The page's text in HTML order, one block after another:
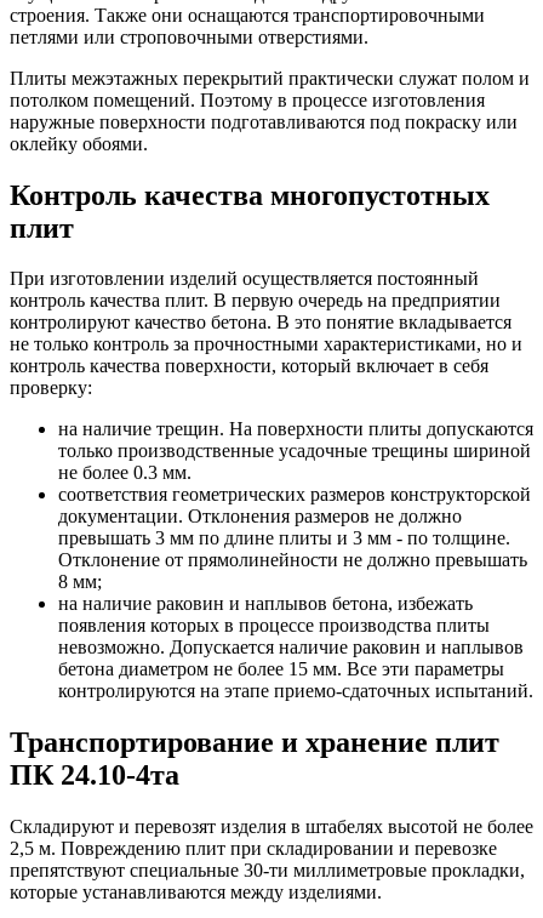
строения. Также они оснащаются транспортировочными
петлями или строповочными отверстиями.
Плиты межэтажных перекрытий практически служат полом и
потолком помещений. Поэтому в процессе изготовления
наружные поверхности подготавливаются под покраску или
оклейку обоями.
Контроль качества многопустотных
плит
При изготовлении изделий осуществляется постоянный
контроль качества плит. В первую очередь на предприятии
контролируют качество бетона. В это понятие вкладывается
не только контроль за прочностными характеристиками, но и
контроль качества поверхности, который включает в себя
проверку:
на наличие трещин. На поверхности плиты допускаются
только производственные усадочные трещины шириной
не более 0.3 мм.
соответствия геометрических размеров конструкторской
документации. Отклонения размеров не должно
превышать 3 мм по длине плиты и 3 мм - по толщине.
Отклонение от прямолинейности не должно превышать
8 мм;
на наличие раковин и наплывов бетона, избежать
появления которых в процессе производства плиты
невозможно. Допускается наличие раковин и наплывов
бетона диаметром не более 15 мм. Все эти параметры
контролируются на этапе приемо-сдаточных испытаний.
Транспортирование и хранение плит
ПК 24.10-4та
Складируют и перевозят изделия в штабелях высотой не более
2,5 м. Повреждению плит при складировании и перевозке
препятствуют специальные 30-ти миллиметровые прокладки,
которые устанавливаются между изделиями.